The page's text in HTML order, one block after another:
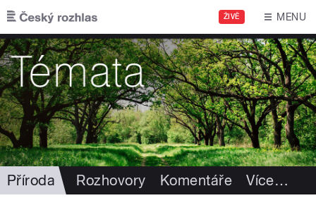
Přejít k hlavnímu obsahu
ŽIVĚ MENU
Příroda Rozhovory Komentáře Více…